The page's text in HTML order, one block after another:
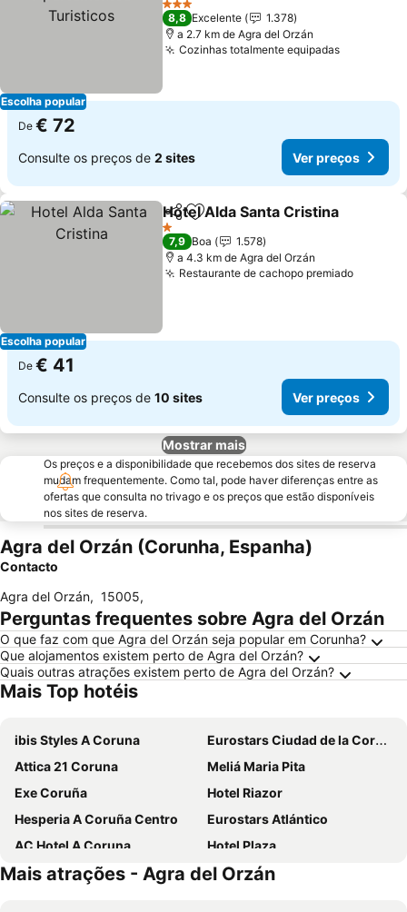
Escolha popular
3 Estrelas
8,8 Excelente
1.378
a 2.7 km de Agra del Orzán
Cozinhas totalmente equipadas
De € 72
Consulte os preços de 2 sites Ver preços
Escolha popular
PartilharAdicionar aos favoritos
Hotel Alda Santa Cristina
1 Estrelas
7,9 Boa
1.578
a 4.3 km de Agra del Orzán
Restaurante de cachopo premiado
De € 41
Consulte os preços de 10 sites Ver preços
Mostrar mais
Os preços e a disponibilidade que recebemos dos sites de reserva
mudam frequentemente. Como tal, pode haver diferenças entre as
ofertas que consulta no trivago e os preços que estão disponíveis
nos sites de reserva.
Agra del Orzán (Corunha, Espanha)
Contacto
Agra del Orzán, 15005,
Perguntas frequentes sobre Agra del Orzán
O que faz com que Agra del Orzán seja popular em Corunha?
Que alojamentos existem perto de Agra del Orzán?
Quais outras atrações existem perto de Agra del Orzán?
Mais Top hotéis
ibis Styles A Coruna
Eurostars Ciudad de la Coruna
Attica 21 Coruna
Meliá Maria Pita
Exe Coruña
Hotel Riazor
Hesperia A Coruña Centro
Eurostars Atlántico
AC Hotel A Coruna
Hotel Plaza
Hotel Zenit Coruña
DoubleTree by Hilton A Coruna
Mais atrações - Agra del Orzán